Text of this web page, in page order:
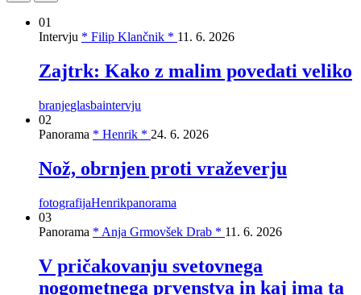
01
Intervju * Filip Klančnik * 11. 6. 2026
Zajtrk: Kako z malim povedati veliko
branjeglasbaintervju
02
Panorama * Henrik * 24. 6. 2026
Nož, obrnjen proti vraževerju
fotografijaHenrikpanorama
03
Panorama * Anja Grmovšek Drab * 11. 6. 2026
V pričakovanju svetovnega
nogometnega prvenstva in kaj ima ta